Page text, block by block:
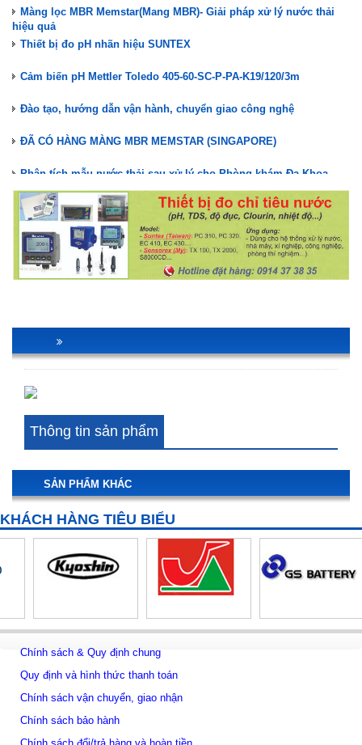
Màng lọc MBR Memstar(Mang MBR)- Giải pháp xử lý nước thải
hiệu quả
Thiết bị đo pH nhãn hiệu SUNTEX
Cảm biến pH Mettler Toledo 405-60-SC-P-PA-K19/120/3m
Đào tạo, hướng dẫn vận hành, chuyển giao công nghệ
ĐÃ CÓ HÀNG MÀNG MBR MEMSTAR (SINGAPORE)
Phân tích mẫu nước thải sau xử lý cho Phòng khám Đa Khoa -
Nuôi cấy vi sinh hệ thống XLNT Phòng khám Đa Khoa Nha khoa
Kiểm tra, bảo trì hệ thống XLNT Phòng khám Đa Khoa - Nha khoa
Lắp đặt hệ thống XLNT Phòng Khám Đa Khoa Nha Khoa
Màng lọc MBR Memstar(Mang MBR)- Giải pháp xử lý nước thải
Cảm biến pH Mettler Toledo 405-60-SC-P-PA-K19/120/3m
Thông tin sản phẩm
SẢN PHẨM KHÁC
KHÁCH HÀNG TIÊU BIỂU
Chính sách & Quy định chung
Quy định và hình thức thanh toán
Chính sách vận chuyển, giao nhận
Chính sách bảo hành